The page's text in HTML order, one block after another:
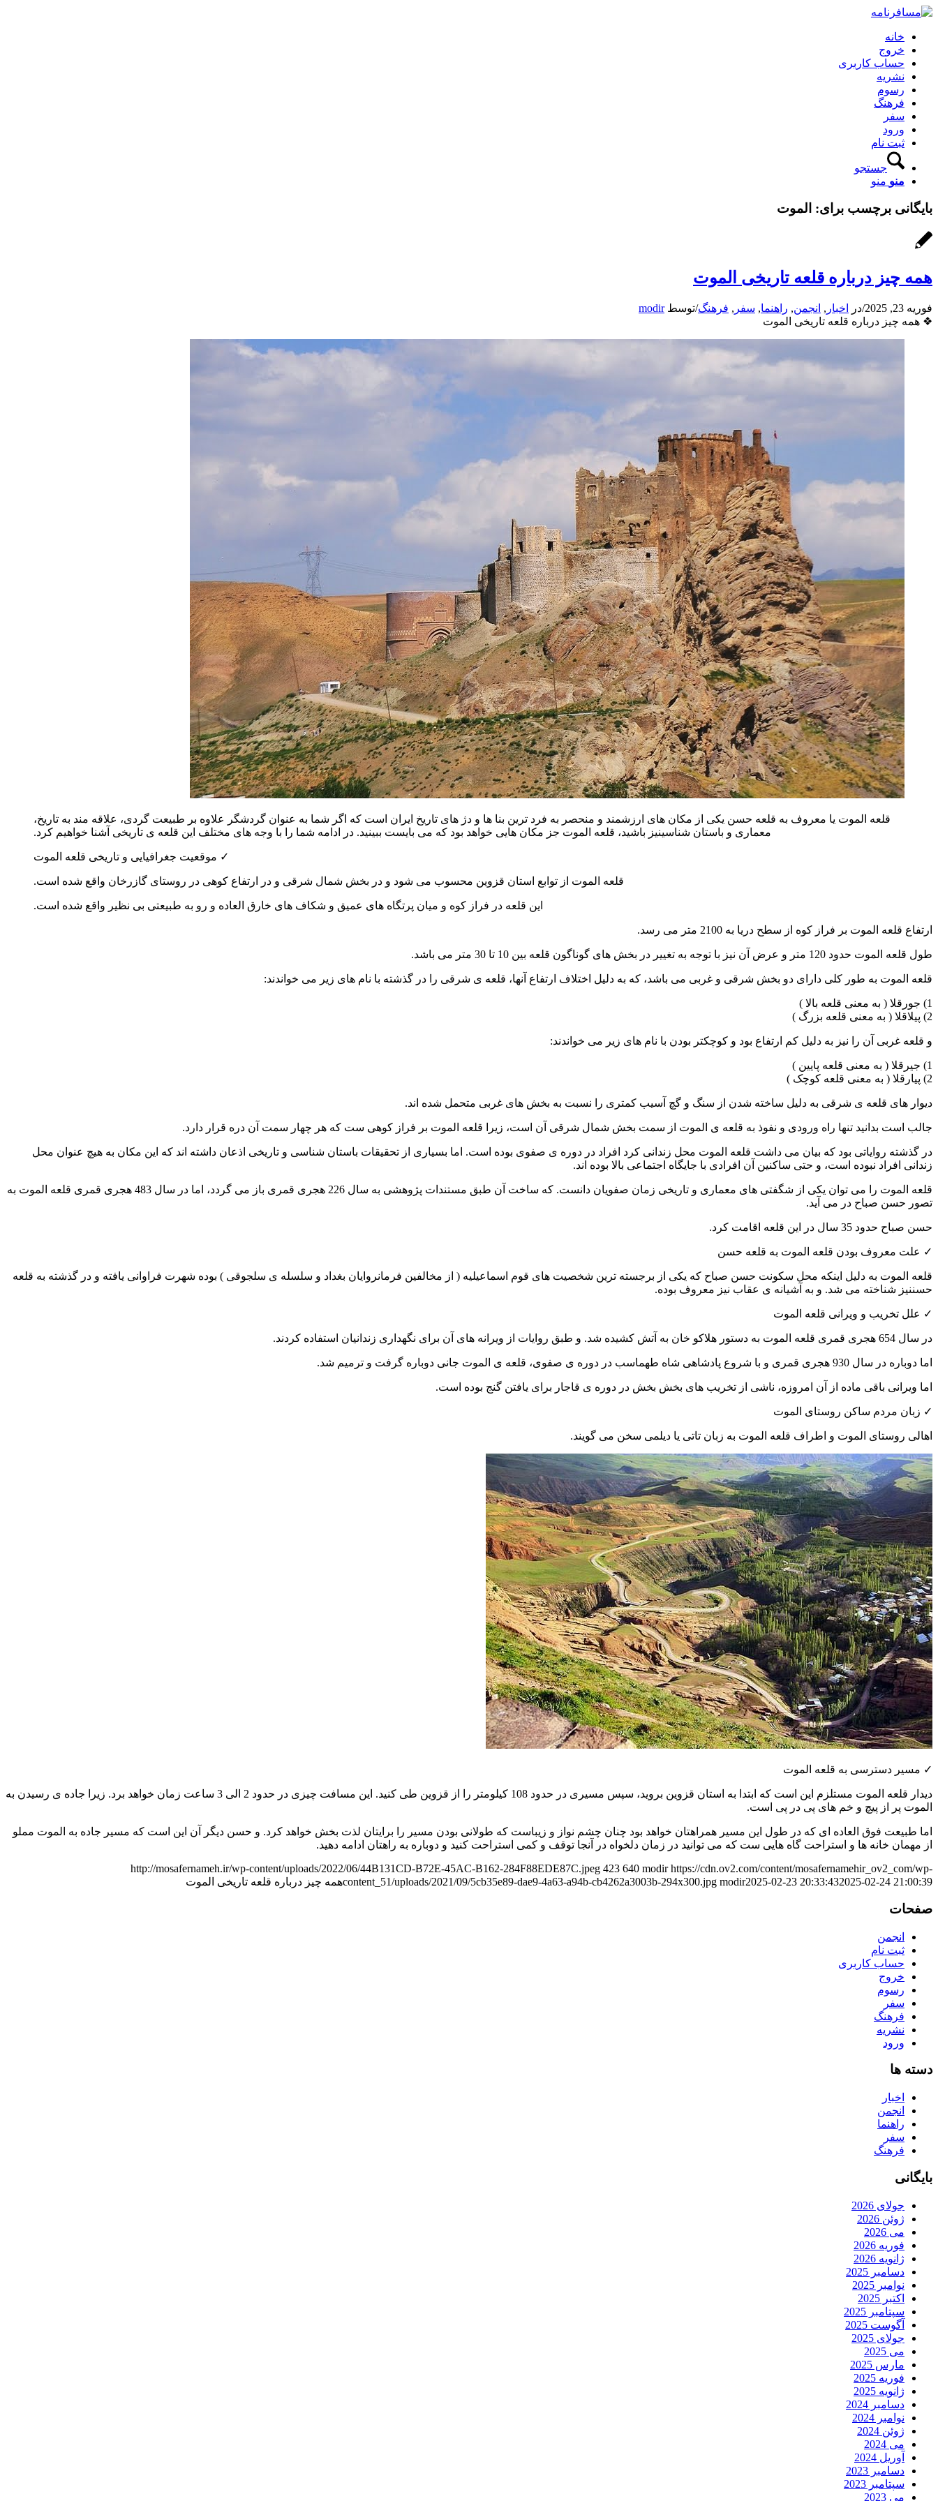
خانه
خروج
حساب کاربری
نشریه
رسوم
فرهنگ
سفر
ورود
ثبت نام
جستجو
منو منو
بایگانی برچسب برای: الموت
همه چیز درباره قلعه تاریخی الموت
فوریه 23, 2025 /در اخبار , انجمن, راهنما, سفر , فرهنگ/توسطmodir
❖ همه چیز درباره قلعه تاریخی الموت
قلعه الموت یا معروف به قلعه حسن یکی از مکان های ارزشمند و منحصر به فرد ترین بنا ها و دژ های تاریخ ایران است که اگر شما به عنوان گردشگر علاوه بر طبیعت گردی، علاقه مند به تاریخ،
معماری و باستان شناسینیز باشید، قلعه الموت جز مکان هایی خواهد بود که می بایست ببینید. در ادامه شما را با وجه های مختلف این قلعه ی تاریخی آشنا خواهیم کرد.
✓ موقعیت جغرافیایی و تاریخی قلعه الموت
قلعه الموت از توابع استان قزوین محسوب می شود و در بخش شمال شرقی و در ارتفاع کوهی در روستای گازرخان واقع شده است.
این قلعه در فراز کوه و میان پرتگاه های عمیق و شکاف های خارق العاده و رو به طبیعتی بی نظیر واقع شده است.
ارتفاع قلعه الموت بر فراز کوه از سطح دریا به 2100 متر می رسد.
طول قلعه الموت حدود 120 متر و عرض آن نیز با توجه به تغییر در بخش های گوناگون قلعه بین 10 تا 30 متر می باشد.
قلعه الموت به طور کلی دارای دو بخش شرقی و غربی می باشد، که به دلیل اختلاف ارتفاع آنها، قلعه ی شرقی را در گذشته با نام های زیر می خواندند:
1)
جورقلا ( به معنی قلعه بالا )
2)
پیلاقلا ( به معنی قلعه بزرگ )
و قلعه غربی آن را نیز به دلیل کم ارتفاع بود و کوچکتر بودن با نام های زیر می خواندند:
1)
جیرقلا ( به معنی قلعه پایین )
2)
پیارقلا ( به معنی قلعه کوچک )
دیوار های قلعه ی شرقی به دلیل ساخته شدن از سنگ و گچ آسیب کمتری را نسبت به بخش های غربی متحمل شده اند.
جالب است بدانید تنها راه ورودی و نفوذ به قلعه ی الموت از سمت بخش شمال شرقی آن است، زیرا قلعه الموت بر فراز کوهی ست که هر چهار سمت آن دره قرار دارد.
در گذشته روایاتی بود که بیان می داشت قلعه الموت محل زندانی کرد افراد در دوره ی صفوی بوده است. اما بسیاری از تحقیقات باستان شناسی و تاریخی اذعان داشته اند که این مکان به هیچ عنوان محل
زندانی افراد نبوده است، و حتی ساکنین آن افرادی با جایگاه اجتماعی بالا بوده اند.
قلعه الموت را می توان یکی از شگفتی های معماری و تاریخی زمان صفویان دانست. که ساخت آن طبق مستندات پژوهشی به سال 226 هجری قمری باز می گردد، اما در سال 483 هجری قمری
قلعه الموت به
تصور حسن صباح در می آید.
حسن صباح حدود 35 سال در این قلعه اقامت کرد.
✓ علت معروف بودن قلعه الموت به قلعه حسن
قلعه الموت به دلیل اینکه محل سکونت حسن صباح که یکی از برجسته ترین شخصیت های قوم اسماعیلیه ( از مخالفین فرمانروایان بغداد و سلسله ی سلجوقی ) بوده شهرت فراوانی یافته و در گذشته به قلعه
حسننیز شناخته می شد. و به آشیانه ی عقاب نیز معروف بوده.
✓ علل تخریب و ویرانی قلعه الموت
در سال 654 هجری قمری قلعه الموت به دستور هلاکو خان به آتش کشیده شد. و طبق روایات از ویرانه های آن برای نگهداری زندانیان استفاده کردند.
اما دوباره در سال 930 هجری قمری و با شروع پادشاهی شاه طهماسب در دوره ی صفوی، قلعه ی الموت جانی دوباره گرفت و ترمیم شد.
اما ویرانی باقی ماده از آن امروزه، ناشی از تخریب های بخش بخش در دوره ی قاجار برای یافتن گنج بوده است.
✓ زبان مردم ساکن روستای الموت
اهالی روستای الموت و اطراف قلعه الموت به زبان تاتی یا دیلمی سخن می گویند.
✓ مسیر دسترسی به قلعه الموت
دیدار قلعه الموت مستلزم این است که ابتدا به استان قزوین بروید، سپس مسیری در حدود 108 کیلو متر را از قزوین طی کنید. این مسافت چیزی در حدود 2 الی 3 ساعت
زمان خواهد برد. زیرا جاده ی رسیدن به
الموت پر از پیچ و خم های پی در پی است.
اما طبیعت فوق العاده ای که در طول این مسیر همراهتان خواهد بود چنان چشم نواز و زیباست که طولانی بودن مسیر را برایتان لذت بخش خواهد کرد. و حسن دیگر آن این است که مسیر جاده به الموت مملو
از مهمان خانه ها و استراحت گاه هایی ست که می توانید در زمان دلخواه در آنجا توقف و کمی استراحت کنید و دوباره به راهتان ادامه دهید.
http://mosafernameh.ir/wp-content/uploads/2022/06/44B131CD-B72E-45AC-B162-284F88EDE87C.jpeg 423 640 modir https://cdn.ov2.com/content/mosafernamehir_ov2_com/wp-
content_51/uploads/2021/09/5cb35e89-dae9-4a63-a94b-cb4262a3003b-294x300.jpg modir2025-02-23 20:33:432025-02-24 21:00:39 همه چیز درباره قلعه تاریخی الموت
صفحات
انجمن
ثبت نام
حساب کاربری
خروج
رسوم
سفر
فرهنگ
نشریه
ورود
دسته ها
اخبار
انجمن
راهنما
سفر
فرهنگ
بایگانی
جولای 2026
ژوئن 2026
می 2026
فوریه 2026
ژانویه 2026
دسامبر 2025
نوامبر 2025
اکتبر 2025
سپتامبر 2025
آگوست 2025
جولای 2025
می 2025
مارس 2025
فوریه 2025
ژانویه 2025
دسامبر 2024
نوامبر 2024
ژوئن 2024
می 2024
آوریل 2024
دسامبر 2023
سپتامبر 2023
می 2023